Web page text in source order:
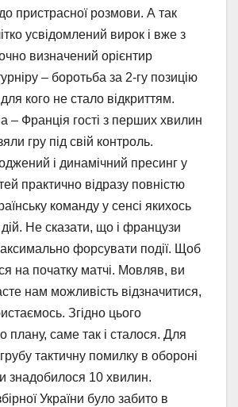
пристрасної розмови. А так
усвідомлений вирок і вже з
визначений орієнтир
– боротьба за 2-гу позицію
для кого не стало відкриттям.
– Франція гості з перших хвилин
гру під свій контроль.
і динамічний пресинг у
практично відразу повністю
команду у сенсі якихось
Не сказати, що і французи
форсувати події. Щоб
на початку матчі. Мовляв, ви
нам можливість відзначитися,
Згідно цього
плану, саме так і сталося. Для
тактичну помилку в обороні
знадобилося 10 хвилин.
України було забито в